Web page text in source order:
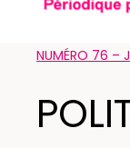
NUMÉRO 76 –